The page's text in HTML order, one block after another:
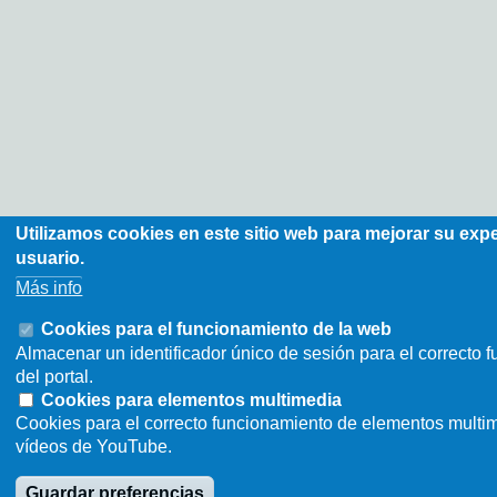
Utilizamos cookies en este sitio web para mejorar su
usuario.
Más info
Cookies para el funcionamiento de la web
Almacenar un identificador único de sesión para el correcto
del portal.
Cookies para elementos multimedia
Cookies para el correcto funcionamiento de elementos
vídeos de YouTube.
Guardar preferencias